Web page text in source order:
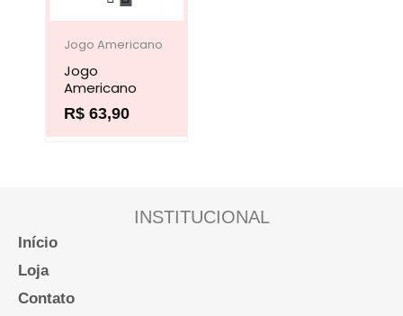
produto
tem
variantes.
Jogo Americano
Jogo
Americano
R$ 63,90
INSTITUCIONAL
Início
Loja
Contato